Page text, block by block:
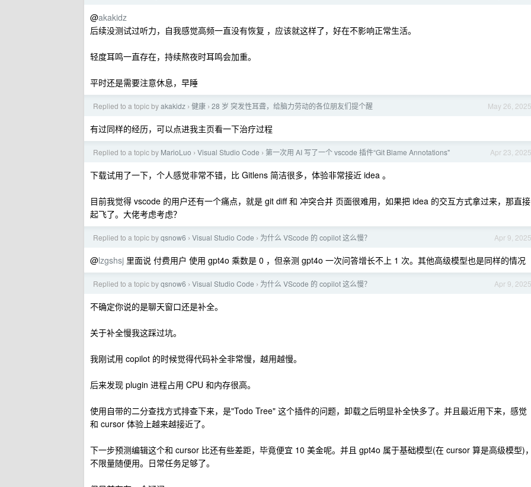
@akakidz
后续没测试过听力，自我感觉高频一直没有恢复 ，应该就这样了，好在不影响正常生活。
轻度耳鸣一直存在，持续熬夜时耳鸣会加重。
平时还是需要注意休息，早睡
May 26, 2025
Replied to a topic byakakidz › 健康 › 28 岁 突发性耳聋，给脑力劳动的各位朋友们提个醒
有过同样的经历，可以点进我主页看一下治疗过程
Apr 23, 2025
Replied to a topic by MarioLuo › Visual Studio Code › 第一次用 AI 写了一个 vscode 插件“Git Blame Annotations"
下载试用了一下，个人感觉非常不错，比 Gitlens 简洁很多，体验非常接近 idea 。
目前我觉得 vscode 的用户还有一个痛点，就是 git diff 和 冲突合并 页面很难用，如果把 idea 的交互方式拿过来，那直接
起飞了。大佬考虑考虑？
Apr 9, 2025
Replied to a topic byqsnow6 › Visual Studio Code › 为什么 VScode 的 copilot 这么慢？
@lzgshsj 里面说 付费用户 使用 gpt4o 乘数是 0 ，但亲测 gpt4o 一次问答增长不上 1 次。其他高级模型也是同样的情况
Apr 9, 2025
Replied to a topic byqsnow6 › Visual Studio Code › 为什么 VScode 的 copilot 这么慢？
不确定你说的是聊天窗口还是补全。
关于补全慢我这踩过坑。
我刚试用 copilot 的时候觉得代码补全非常慢，越用越慢。
后来发现 plugin 进程占用 CPU 和内存很高。
使用自带的二分查找方式排查下来，是"Todo Tree" 这个插件的问题，卸载之后明显补全快多了。并且最近用下来，感觉
和 cursor 体验上越来越接近了。
下一步预测编辑这个和 cursor 比还有些差距，毕竟便宜 10 美金呢。并且 gpt4o 属于基础模型(在 cursor 算是高级模型)，
不限量随便用。日常任务足够了。